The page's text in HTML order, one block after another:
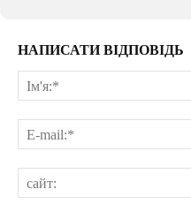
НАПИСАТИ ВІДПОВІДЬ